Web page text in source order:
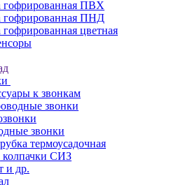
гофрированная ПВХ
гофрированная ПНД
гофрированная цветная
к звонкам
звонки
звонки
термоусадочная
колпачки СИЗ
и др.